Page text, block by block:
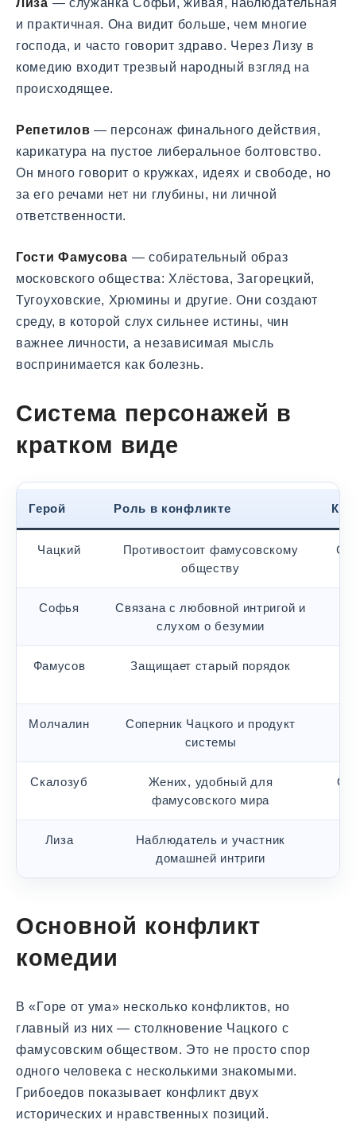
Лиза — служанка Софьи, живая, наблюдательная
и практичная. Она видит больше, чем многие
господа, и часто говорит здраво. Через Лизу в
комедию входит трезвый народный взгляд на
происходящее.
Репетилов — персонаж финального действия,
карикатура на пустое либеральное болтовство.
Он много говорит о кружках, идеях и свободе, но
за его речами нет ни глубины, ни личной
ответственности.
Гости Фамусова — собирательный образ
московского общества: Хлёстова, Загорецкий,
Тугоуховские, Хрюмины и другие. Они создают
среду, в которой слух сильнее истины, чин
важнее личности, а независимая мысль
воспринимается как болезнь.
Система персонажей в
кратком виде
Герой Роль в конфликте
Чацкий
Противостоит фамусовскому
обществу
Софья
Связана с любовной интригой и
слухом о безумии
Фамусов Защищает старый порядок
Молчалин
Соперник Чацкого и продукт
системы
Скалозуб
Жених, удобный для
фамусовского мира
Лиза
Наблюдатель и участник
домашней интриги
Основной конфликт
комедии
В «Горе от ума» несколько конфликтов, но
главный из них — столкновение Чацкого с
фамусовским обществом. Это не просто спор
одного человека с несколькими знакомыми.
Грибоедов показывает конфликт двух
исторических и нравственных позиций.